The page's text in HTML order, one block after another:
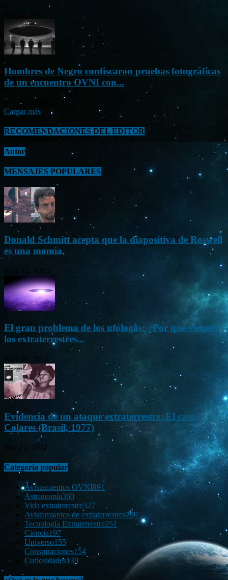
Hombres de Negro confiscaron pruebas fotográficas
de un encuentro OVNI con...
Sep 26, 2023
Cargar más
RECOMENDACIONES DEL EDITOR
Autor
MENSAJES POPULARES
Donald Schmitt acepta que la diapositiva de Roswell
es una momia
El gran problema de los ufólogos: ¿Por qué vienen
los extraterrestres...
Nov 26, 2012
Evidencia de un ataque extraterrestre: El caso
Colares (Brasil, 1977)
Ene 21, 2012
Categoría popular
Avistamientos OVNI891
Astronomía360
Vida extraterrestre327
Avistamientos de extraterrestres290
Tecnología Extraterrestre251
Ciencia197
Universo155
Conspiraciones154
Curiosidades139